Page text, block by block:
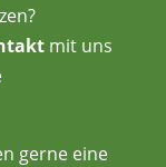
mit uns
gerne eine